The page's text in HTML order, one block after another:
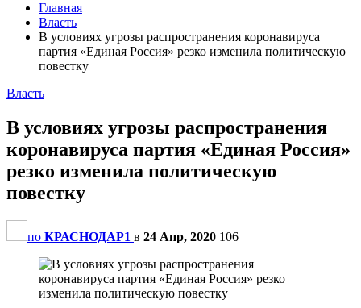
Главная
Власть
В условиях угрозы распространения коронавируса
партия «Единая Россия» резко изменила политическую
повестку
Власть
В условиях угрозы распространения
коронавируса партия «Единая Россия»
резко изменила политическую
повестку
по КРАСНОДАР1 в 24 Апр, 2020 106